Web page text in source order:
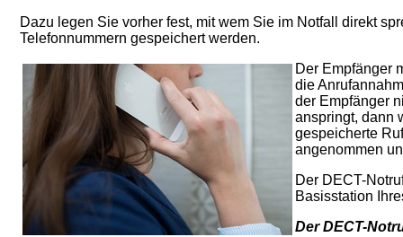
Dazu legen Sie vorher fest, mit wem Sie im Notfall direkt
Telefonnummern gespeichert werden.
Der Empfänger
die
der Empfänger
anspringt, dann
gespeicherte
angenommen
Der DECT-
Basisstation
Der DECT-